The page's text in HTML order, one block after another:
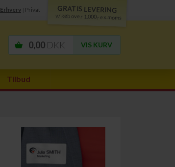
Erhverv Privat GRATIS LEVERING
v/ køb over 1.000,- ex.moms
VIS KURV
0,00 DKK
Tilbud